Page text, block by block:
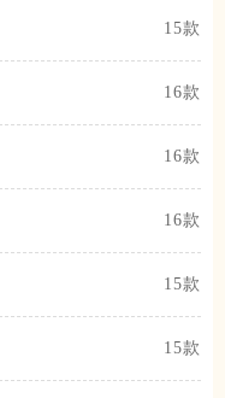
15款
16款
16款
16款
15款
15款